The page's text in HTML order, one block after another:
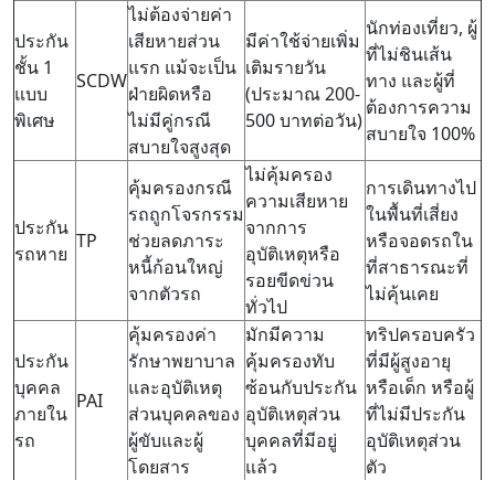
ประกัน
ชั้น 1
แบบ
พิเศษ
SCDW
ไม่ต้องจ่ายค่า
เสียหายส่วน
แรก แม้จะเป็น
ฝ่ายผิดหรือ
ไม่มีคู่กรณี
สบายใจสูงสุด
มีค่าใช้จ่ายเพิ่ม
เติมรายวัน
(ประมาณ 200-
500 บาทต่อวัน)
นักท่องเที่ยว, ผู้
ที่ไม่ชินเส้น
ทาง และผู้ที่
ต้องการความ
สบายใจ 100%
ประกัน
รถหาย
TP
คุ้มครองกรณี
รถถูกโจรกรรม
ช่วยลดภาระ
หนี้ก้อนใหญ่
จากตัวรถ
ไม่คุ้มครอง
ความเสียหาย
จากการ
อุบัติเหตุหรือ
รอยขีดข่วน
ทั่วไป
การเดินทางไป
ในพื้นที่เสี่ยง
หรือจอดรถใน
ที่สาธารณะที่
ไม่คุ้นเคย
ประกัน
บุคคล
ภายใน
รถ
PAI
คุ้มครองค่า
รักษาพยาบาล
และอุบัติเหตุ
ส่วนบุคคลของ
ผู้ขับและผู้
โดยสาร
มักมีความ
คุ้มครองทับ
ซ้อนกับประกัน
อุบัติเหตุส่วน
บุคคลที่มีอยู่
แล้ว
ทริปครอบครัว
ที่มีผู้สูงอายุ
หรือเด็ก หรือผู้
ที่ไม่มีประกัน
อุบัติเหตุส่วน
ตัว